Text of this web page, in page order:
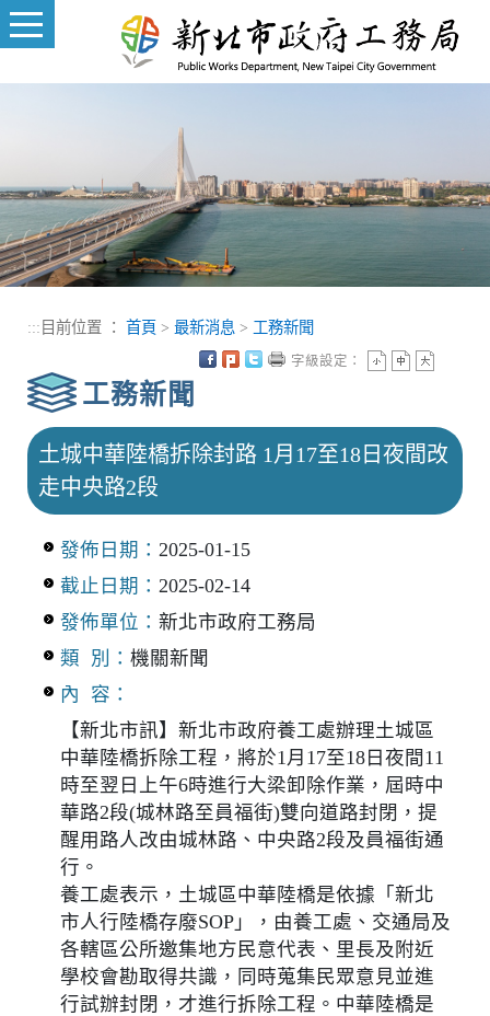
進入內容區塊
::: 目前位置 ： 首頁 > 最新消息 > 工務新聞
工務新聞
字級設定：
土城中華陸橋拆除封路 1月17至18日夜間改
走中央路2段
發佈日期： 2025-01-15
截止日期： 2025-02-14
發佈單位： 新北市政府工務局
類 別： 機關新聞
內 容：
【新北市訊】新北市政府養工處辦理土城區
中華陸橋拆除工程，將於1月17至18日夜間11
時至翌日上午6時進行大梁卸除作業，屆時中
華路2段(城林路至員福街)雙向道路封閉，提
醒用路人改由城林路、中央路2段及員福街通
行。
養工處表示，土城區中華陸橋是依據「新北
市人行陸橋存廢SOP」，由養工處、交通局及
各轄區公所邀集地方民意代表、里長及附近
學校會勘取得共識，同時蒐集民眾意見並進
行試辦封閉，才進行拆除工程。中華陸橋是